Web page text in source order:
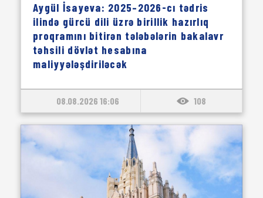
Aygül İsayeva: 2025–2026-cı tədris
ilində gürcü dili üzrə birillik hazırlıq
proqramını bitirən tələbələrin bakalavr
təhsili dövlət hesabına
maliyyələşdiriləcək
08.08.2026 16:06 108